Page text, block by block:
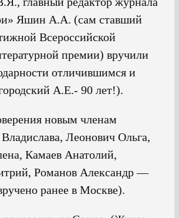
Яшин А.А. (сам ставший
Всероссийской
премии) вручили
отличившимся и
А.Е.- 90 лет!).
новым членам
Леонович Ольга,
Камаев Анатолий,
Романов Александр —
ранее в Москве).